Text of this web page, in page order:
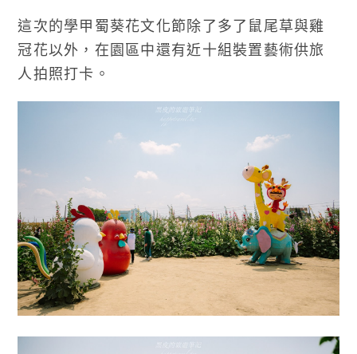
這次的學甲蜀葵花文化節除了多了鼠尾草與雞
冠花以外，在園區中還有近十組裝置藝術供旅
人拍照打卡。